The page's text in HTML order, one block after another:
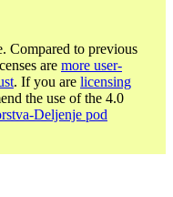
Compared to previous
are more user-
. If you are licensing
the use of the 4.0
Deljenje pod